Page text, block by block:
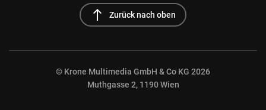
north Zurück nach oben
© Krone Multimedia GmbH & Co KG 2026
Muthgasse 2, 1190 Wien